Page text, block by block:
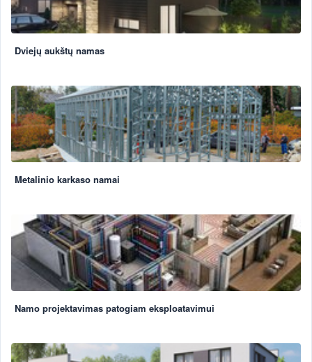
Dviejų aukštų namas
Metalinio karkaso namai
Namo projektavimas patogiam eksploatavimui